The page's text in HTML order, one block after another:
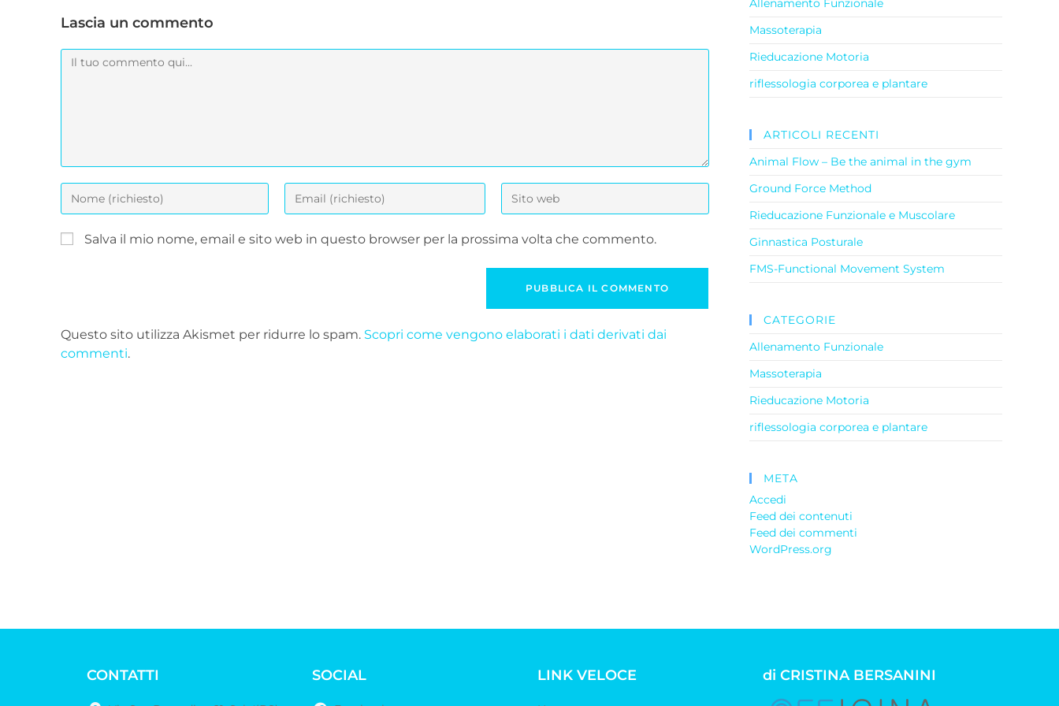
Lascia un commento
Salva il mio nome, email e sito web in questo browser per la prossima volta che commento.
Questo sito utilizza Akismet per ridurre lo spam. Scopri come vengono elaborati i dati derivati dai
commenti.
Allenamento Funzionale
Massoterapia
Rieducazione Motoria
riflessologia corporea e plantare
ARTICOLI RECENTI
Animal Flow – Be the animal in the gym
Ground Force Method
Rieducazione Funzionale e Muscolare
Ginnastica Posturale
FMS-Functional Movement System
CATEGORIE
Allenamento Funzionale
Massoterapia
Rieducazione Motoria
riflessologia corporea e plantare
META
Accedi
Feed dei contenuti
Feed dei commenti
WordPress.org
CONTATTI SOCIAL LINK VELOCE di CRISTINA BERSANINI